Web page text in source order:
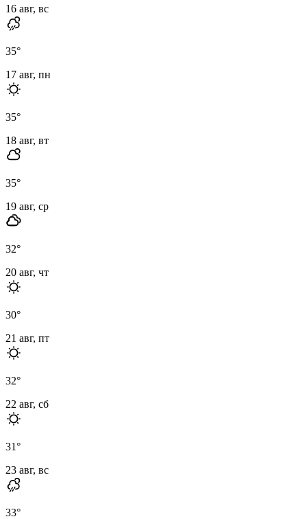
16 авг, вс
35°
17 авг, пн
35°
18 авг, вт
35°
19 авг, ср
32°
20 авг, чт
30°
21 авг, пт
32°
22 авг, сб
31°
23 авг, вс
33°